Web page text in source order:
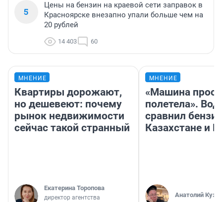
5
Цены на бензин на краевой сети заправок в
Красноярске внезапно упали больше чем на
20 рублей
14 403 60
МНЕНИЕ
Квартиры дорожают,
но дешевеют: почему
рынок недвижимости
сейчас такой странный
Екатерина Торопова
директор агентства
МНЕНИЕ
«Машина
полетела».
сравнил
Казахстане и
Анатолий